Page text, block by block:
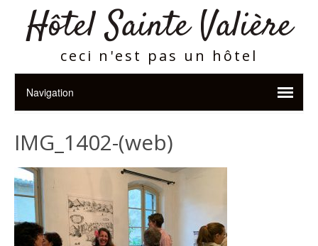
Hôtel Sainte Valière
ceci n'est pas un hôtel
IMG_1402-(web)